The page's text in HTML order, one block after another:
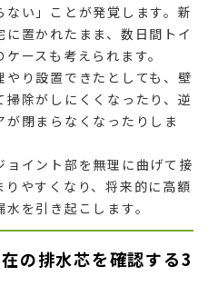
い」ことが発覚します。新
置かれたまま、数日間トイ
ースも考えられます。
やり設置できたとしても、壁
除がしにくくなったり、逆
閉まらなくなったりしま
ョイント部を無理に曲げて接
やすくなり、将来的に高額
を引き起こします。
の排水芯を確認する3